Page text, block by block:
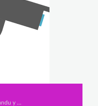
Secundaria, Miriam Jiménez, Natalia Sandu y María Vélez